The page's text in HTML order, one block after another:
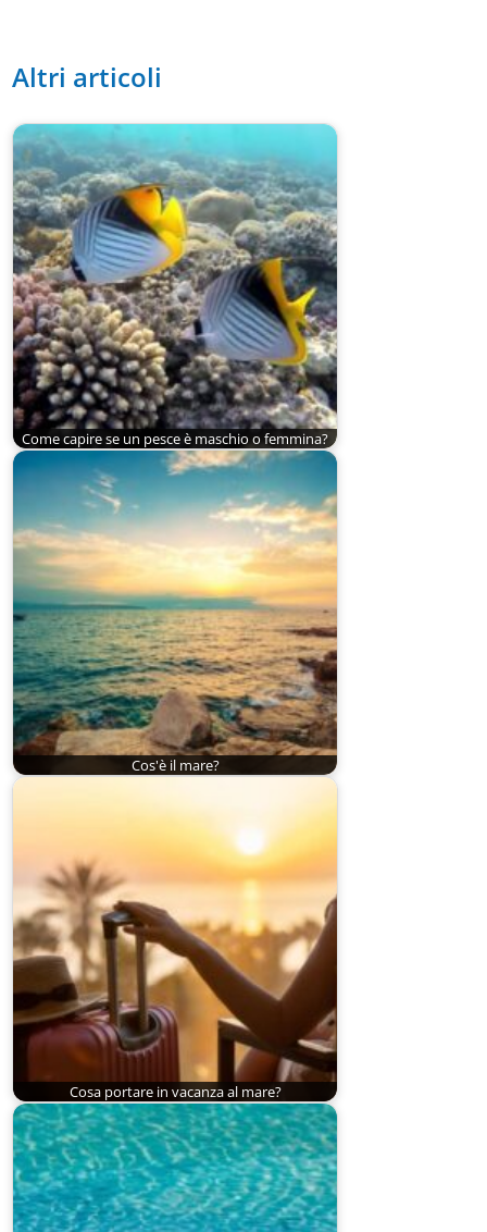
Altri articoli
Come capire se un pesce è maschio o femmina?
Cos'è il mare?
Cosa portare in vacanza al mare?